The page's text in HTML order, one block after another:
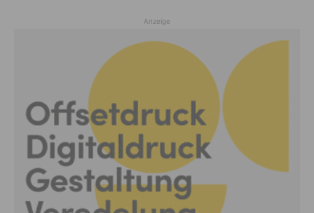
Anzeige